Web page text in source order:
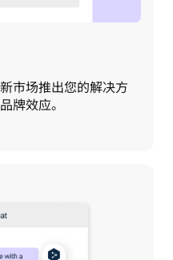
市场推出您的解决方
牌效应。